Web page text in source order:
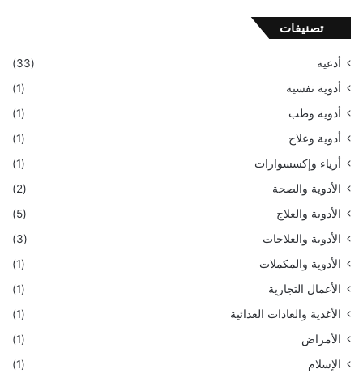
تصنيفات
أدعية
(33)
أدوية نفسية
(1)
أدوية وطب
(1)
أدوية وعلاج
(1)
أزياء وإكسسوارات
(1)
الأدوية والصحة
(2)
الأدوية والعلاج
(5)
الأدوية والعلاجات
(3)
الأدوية والمكملات
(1)
الأعمال التجارية
(1)
الأغذية والعادات الغذائية
(1)
الأمراض
(1)
الإسلام
(1)